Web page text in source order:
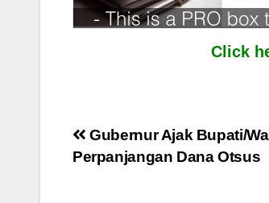
Click
Post
navigation
Gubernur Ajak Bupati/
Perpanjangan Dana Otsus